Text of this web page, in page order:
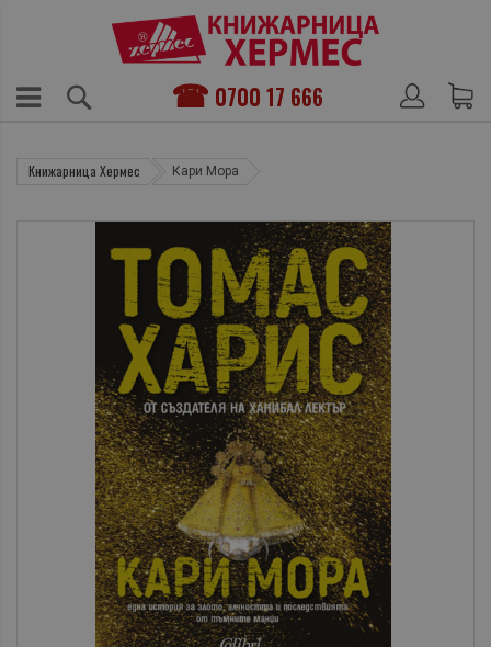
0700 17 666
Книжарница Хермес Кари Мора